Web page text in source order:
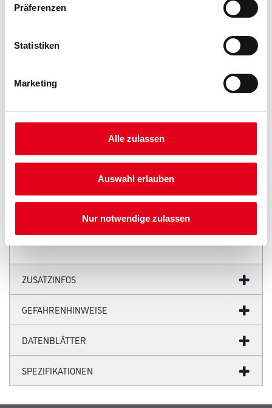
Präferenzen
Statistiken
Marketing
Alle zulassen
Auswahl erlauben
Nur notwendige zulassen
PRODUKTEIGENSCHAFTEN
Rinnen-Endstück zum Klemmen aus UV-beständigem und
NW 100 /
ZUSATZINFOS
GEFAHRENHINWEISE
DATENBLÄTTER
SPEZIFIKATIONEN